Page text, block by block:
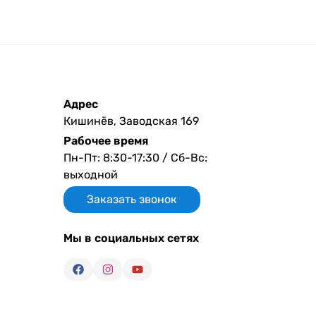
Адрес
Кишинёв, Заводская 169
Рабочее время
Пн-Пт: 8:30-17:30 / Сб-Вс:
выходной
Заказать звонок
Мы в социальных сетях